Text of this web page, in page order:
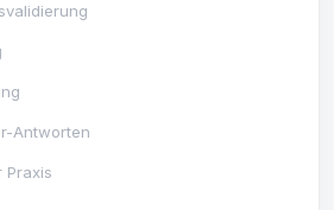
Antworten
Praxis